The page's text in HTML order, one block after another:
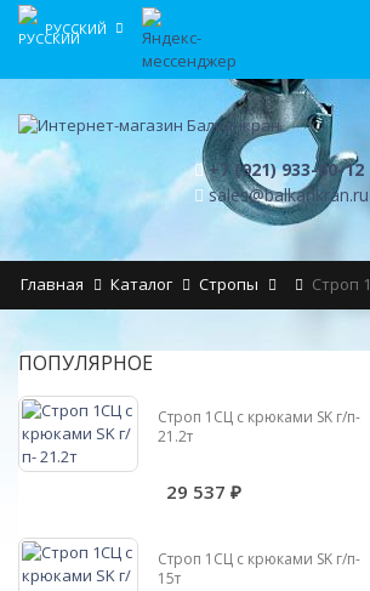
РУССКИЙ
+7 (921) 933-60-12
sales@balkankran.ru
Главная Каталог Стропы Строп
ПОПУЛЯРНОЕ
Строп 1СЦ с крюками SK г/п-
21.2т
29 537 ₽
Строп 1СЦ с крюками SK г/п-
15т